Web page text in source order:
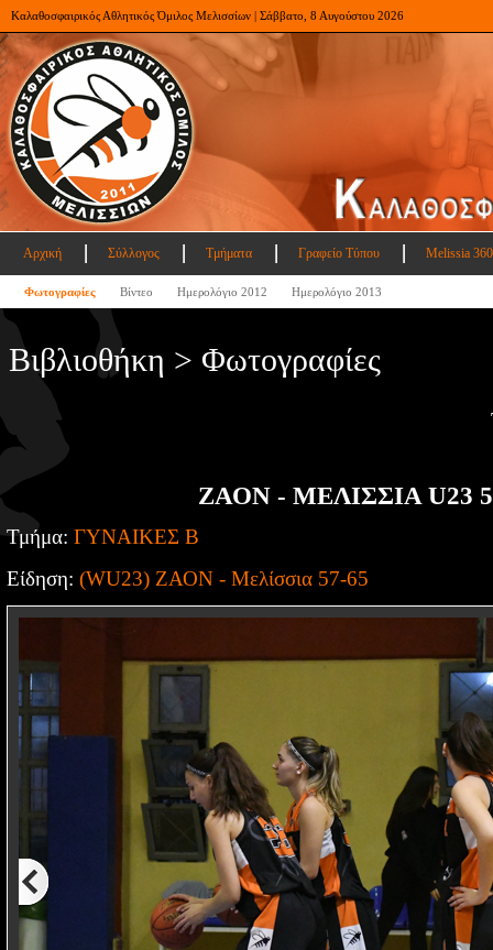
Καλαθοσφαιρικός Αθλητικός Όμιλος Μελισσίων | Σάββατο, 8 Αυγούστου 2026
Αρχική Σύλλογος Τμήματα Γραφείο Τύπου Melissia
Φωτογραφίες Βίντεο Ημερολόγιο 2012 Ημερολόγιο 2013
Βιβλιοθήκη > Φωτογραφίες
ΖΑΟΝ - ΜΕΛΙΣΣΙΑ U23
Τμήμα: ΓΥΝΑΙΚΕΣ Β
Είδηση: (WU23) ΖΑΟΝ - Μελίσσια 57-65